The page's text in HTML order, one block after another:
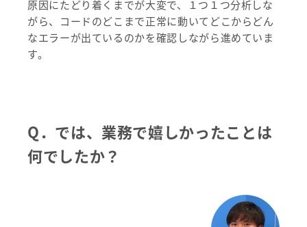
原因にたどり着くまでが大変で、１つ１つ分析しな
がら、コードのどこまで正常に動いてどこからどん
なエラーが出ているのかを確認しながら進めていま
す。
Q． では、業務で嬉しかったことは
何でしたか？